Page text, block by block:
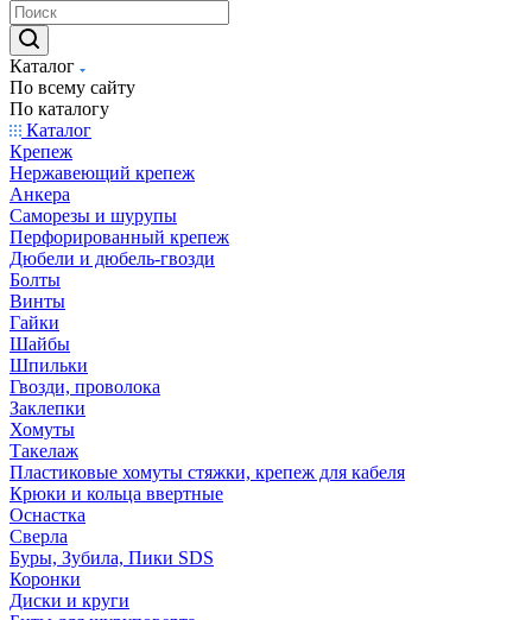
Каталог
По всему сайту
По каталогу
Каталог
Крепеж
Нержавеющий крепеж
Анкера
Саморезы и шурупы
Перфорированный крепеж
Дюбели и дюбель-гвозди
Болты
Винты
Гайки
Шайбы
Шпильки
Гвозди, проволока
Заклепки
Хомуты
Такелаж
Пластиковые хомуты стяжки, крепеж для кабеля
Крюки и кольца ввертные
Оснастка
Сверла
Буры, Зубила, Пики SDS
Коронки
Диски и круги